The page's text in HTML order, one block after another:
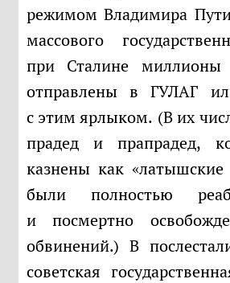
режимом Владимира
массового
при Сталине
отправлены в ГУЛАГ
с этим ярлыком. (В их
прадед и прапрадед,
казнены как
были полностью
и посмертно
обвинений.) В
советская